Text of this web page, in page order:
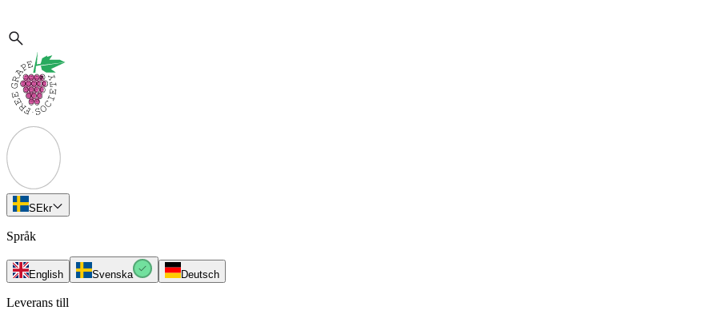
SEkr
Språk
English Svenska Deutsch
Leverans till